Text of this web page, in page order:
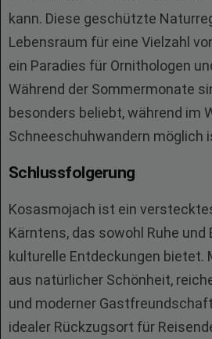
kann. Diese geschützte
Lebensraum für eine Vielzahl
ein Paradies für Ornithologen
Während der Sommermonate
besonders beliebt, während im
Schneeschuhwandern möglich
Schlussfolgerung
Kosasmojach ist ein
Kärntens, das sowohl Ruhe und
kulturelle Entdeckungen bietet.
aus natürlicher Schönheit,
und moderner
idealer Rückzugsort für